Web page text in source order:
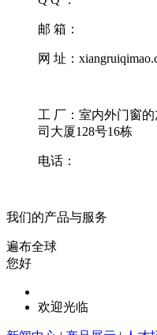
邮 箱：
网 址：
工 厂：室内外门窗
司大厦128号16栋
电话：
我们的产品与服务
遍布全球
您好
欢迎光临